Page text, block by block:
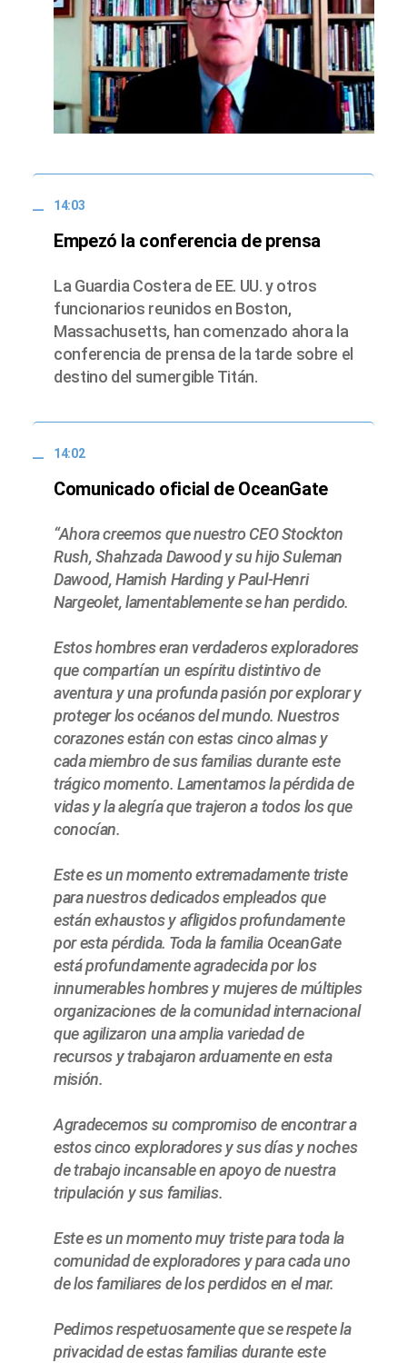
14:03
Empezó la conferencia de prensa
La Guardia Costera de EE. UU. y otros
funcionarios reunidos en Boston,
Massachusetts, han comenzado ahora la
conferencia de prensa de la tarde sobre el
destino del sumergible Titán.
14:02
Comunicado oficial de OceanGate
“Ahora creemos que nuestro CEO Stockton
Rush, Shahzada Dawood y su hijo Suleman
Dawood, Hamish Harding y Paul-Henri
Nargeolet, lamentablemente se han perdido.
Estos hombres eran verdaderos exploradores
que compartían un espíritu distintivo de
aventura y una profunda pasión por explorar y
proteger los océanos del mundo. Nuestros
corazones están con estas cinco almas y
cada miembro de sus familias durante este
trágico momento. Lamentamos la pérdida de
vidas y la alegría que trajeron a todos los que
conocían.
Este es un momento extremadamente triste
para nuestros dedicados empleados que
están exhaustos y afligidos profundamente
por esta pérdida. Toda la familia OceanGate
está profundamente agradecida por los
innumerables hombres y mujeres de múltiples
organizaciones de la comunidad internacional
que agilizaron una amplia variedad de
recursos y trabajaron arduamente en esta
misión.
Agradecemos su compromiso de encontrar a
estos cinco exploradores y sus días y noches
de trabajo incansable en apoyo de nuestra
tripulación y sus familias.
Este es un momento muy triste para toda la
comunidad de exploradores y para cada uno
de los familiares de los perdidos en el mar.
Pedimos respetuosamente que se respete la
privacidad de estas familias durante este